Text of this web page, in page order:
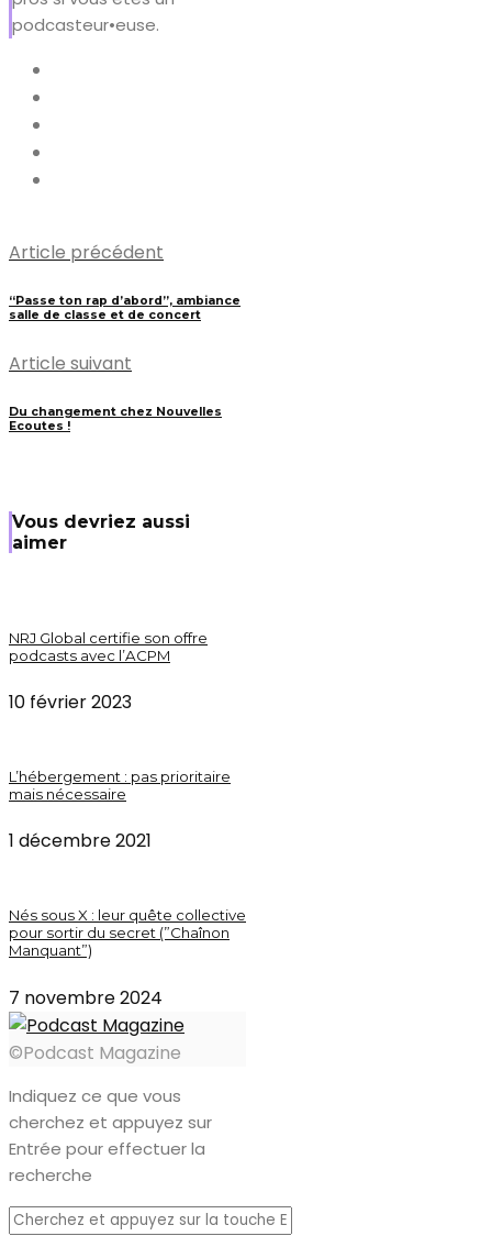
podcasteur•euse.
Article précédent
“Passe ton rap d’abord”, ambiance
salle de classe et de concert
Article suivant
Du changement chez Nouvelles
Ecoutes !
Vous devriez aussi
aimer
NRJ Global certifie son offre
podcasts avec l’ACPM
10 février 2023
L’hébergement : pas prioritaire
mais nécessaire
1 décembre 2021
Nés sous X : leur quête collective
pour sortir du secret (”Chaînon
Manquant”)
7 novembre 2024
©Podcast Magazine
Indiquez ce que vous
cherchez et appuyez sur
Entrée pour effectuer la
recherche